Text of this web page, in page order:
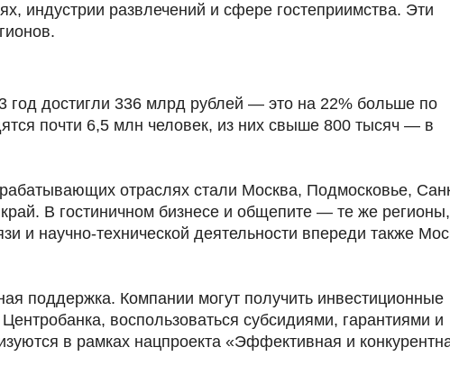
индустрии развлечений и сфере гостеприимства. Эти
год достигли 336 млрд рублей — это на 22% больше по
почти 6,5 млн человек, из них свыше 800 тысяч — в
отраслях стали Москва, Подмосковье,
В гостиничном бизнесе и общепите — те же
и научно-технической деятельности впереди также
поддержка. Компании могут получить инвестиционные
воспользоваться субсидиями, гарантиями и
в рамках нацпроекта «Эффективная и